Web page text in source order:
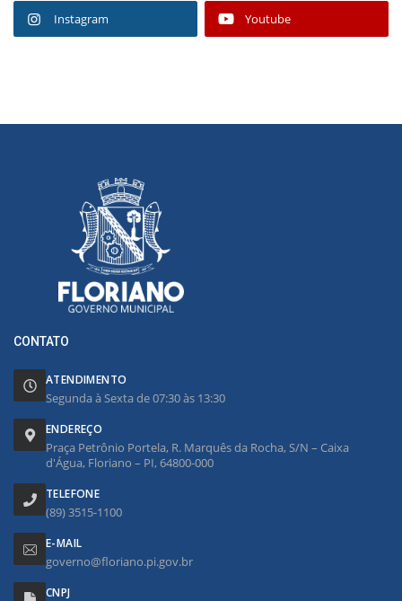
Instagram Youtube
CONTATO
ATENDIMENTO
Segunda à Sexta de 07:30 às 13:30
ENDEREÇO
Praça Petrônio Portela, R. Marquês da Rocha, S/N – Caixa
d'Água, Floriano – PI, 64800-000
TELEFONE
(89) 3515-1100
E-MAIL
governo@floriano.pi.gov.br
CNPJ